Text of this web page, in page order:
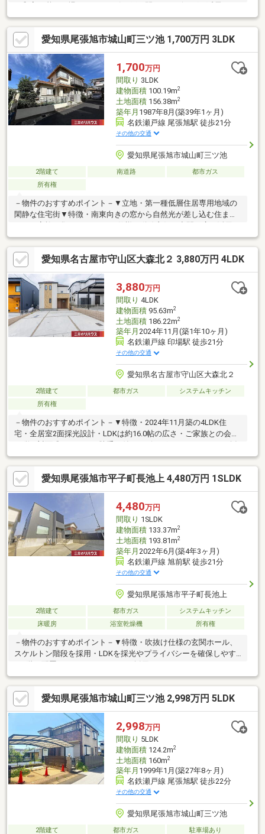
ても使えます。 ・使い勝手のよい全居室6帖以上 ・コタツも扇
風機も楽々収納できる納戸つき ・一坪サイズの浴室 ・対面式
キッチン ・床下収納 ■アクセス■・名鉄瀬戸線『尾張旭』駅 徒
歩19分・名鉄瀬戸線『旭前』駅 徒歩26分■駐車スペース■・来客
時にも便利な駐車2台可能（車種による） ●平日のご案内も可能
です。まずはお気軽にお問合せ下さいませ。
愛知県尾張旭市城山町三ツ池 1,700万円 3LDK
1,700万円
間取り 3LDK
建物面積100.19m2
土地面積156.38m2
築年月 1987年8月(築39年1ヶ月)
名鉄瀬戸線 尾張旭駅 徒歩21分
その他の交通
愛知県尾張旭市城山町三ツ池
2階建て 南道路
都市ガス
所有権
－物件のおすすめポイント－▼立地・第一種低層住居専用地域の
閑静な住宅街▼特徴・南東向きの窓から自然光が差し込む住ま
い・ご家族が集うLDKは2ドア仕様で動線良好・空間を広く活用で
きる壁付けキッチン・各和室・洋室・ホールに収納を確保・各階
にトイレがあり、来客時も気兼ねなく利用可能・洋室・和室の2室
より出入り可能な南東向きのベランダ・駐車スペース有(車種によ
る)▼周辺環境・城山小学校 徒歩6分(約470m)・三ツ池第3ちびっ
子広場 徒歩2分(約100m)■ ご希望の住まい探しをお手伝いします
━━━━━・・・物件の詳細・ご相談はお気軽にお問い合わせく
ださい。
愛知県名古屋市守山区大森北２ 3,880万円 4LDK
3,880万円
間取り 4LDK
建物面積95.63m2
土地面積186.22m2
築年月 2024年11月(築1年10ヶ月)
名鉄瀬戸線 印場駅 徒歩21分
その他の交通
愛知県名古屋市守山区大森北２
2階建て 都市ガス
システムキッチン
所有権
－物件のおすすめポイント－▼特徴・2024年11月築の4LDK住
宅・全居室2面採光設計・LDKは約16.0帖の広さ・ご家族との会話
用・季節物の収納にも活用できる小屋裏収納・洗面室・キッチン
に床下収納有・約7.2帖の洋室が面する南西向きバルコニー・リビ
ングから直接出入り可能なお庭有、陽当りも良好な屋外空間▼設
備・温水洗浄便座(1階・2階)▼周辺環境・吉長東公園 徒歩4分(約
260m)■ ご希望の住まい探しをお手伝いします ━━━━━・・・
物件の詳細・ご相談はお気軽にお問い合わせください。
愛知県尾張旭市平子町長池上 4,480万円 1SLDK
4,480万円
間取り 1SLDK
建物面積133.37m2
土地面積193.81m2
築年月 2022年6月(築4年3ヶ月)
名鉄瀬戸線 旭前駅 徒歩21分
その他の交通
愛知県尾張旭市平子町長池上
2階建て 都市ガス
システムキッチン
床暖房
浴室乾燥機 所有権
－物件のおすすめポイント－▼特徴・吹抜け仕様の玄関ホール、
スケルトン階段を採用・LDKを採光やプライバシーを確保しやす
い2階に配置・アイランドキッチン採用・SCやWIC、パントリー
等豊富な収納スペース・各階にトイレ・洗面室有・室内随所にエ
コカラットを使用・敷地面積約58.62坪、駐車3台可(車種によ
る)▼設備・床暖房(LD・書斎・洋室)・浴室換気乾燥機※私道1 155
平米(公簿)のうち共有持分5分の1※私道2 19平米(公簿)のうち共有
持分2分の1■ ご希望の住まい探しをお手伝いします
━━━━━・・・物件の詳細・ご相談はお気軽にお問い合わせく
ださい。
愛知県尾張旭市城山町三ツ池 2,998万円 5LDK
2,998万円
間取り 5LDK
建物面積124.2m2
土地面積160m2
築年月 1999年1月(築27年8ヶ月)
名鉄瀬戸線 尾張旭駅 徒歩22分
その他の交通
愛知県尾張旭市城山町三ツ池
2階建て 都市ガス 駐車場あり